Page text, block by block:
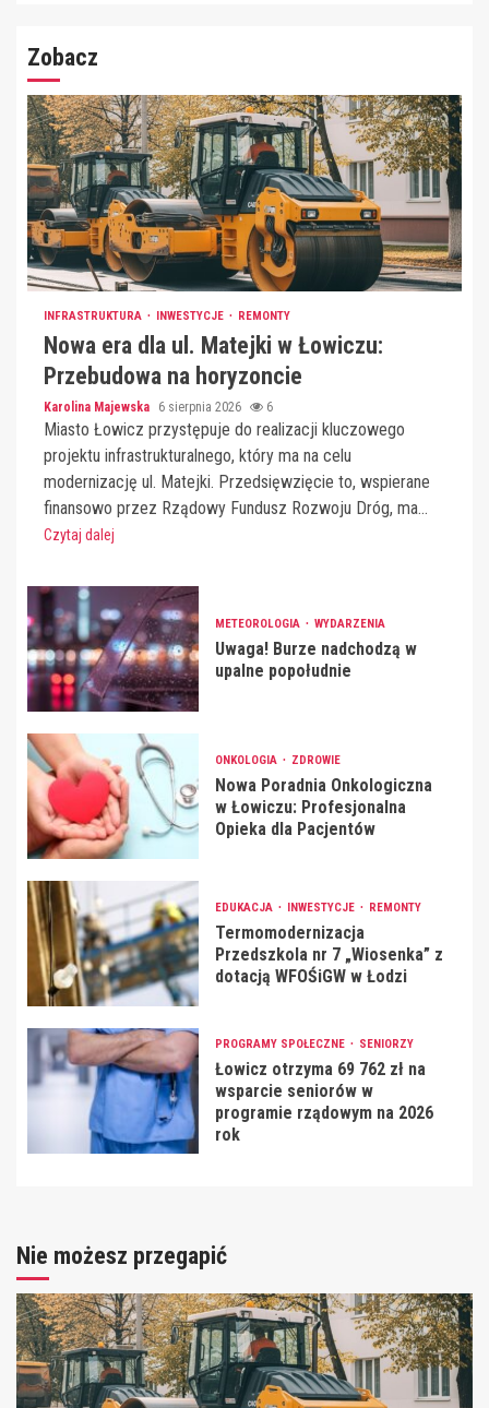
Zobacz
INFRASTRUKTURA INWESTYCJE REMONTY
Nowa era dla ul. Matejki w Łowiczu:
Przebudowa na horyzoncie
Karolina Majewska 6 sierpnia 2026 6
Miasto Łowicz przystępuje do realizacji kluczowego
projektu infrastrukturalnego, który ma na celu
modernizację ul. Matejki. Przedsięwzięcie to, wspierane
finansowo przez Rządowy Fundusz Rozwoju Dróg, ma...
Czytaj dalej
METEOROLOGIA WYDARZENIA
Uwaga! Burze nadchodzą w
upalne popołudnie
ONKOLOGIA ZDROWIE
Nowa Poradnia Onkologiczna
w Łowiczu: Profesjonalna
Opieka dla Pacjentów
EDUKACJA INWESTYCJE REMONTY
Termomodernizacja
Przedszkola nr 7 „Wiosenka” z
dotacją WFOŚiGW w Łodzi
PROGRAMY SPOŁECZNE SENIORZY
Łowicz otrzyma 69 762 zł na
wsparcie seniorów w
programie rządowym na 2026
rok
Nie możesz przegapić